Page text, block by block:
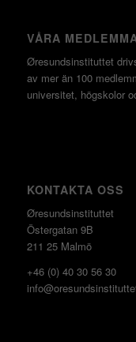
VÅRA
Øresundsinstituttet
av mer än 100
universitet, högskolor
KONTAKTA OSS
Øresundsinstituttet
Östergatan 9B
211 25 Malmö
+46 (0) 40 30 56 30